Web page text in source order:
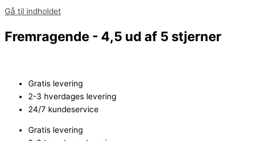
Gå til indholdet
Fremragende - 4,5 ud af 5 stjerner
Gratis levering
2-3 hverdages levering
24/7 kundeservice
Gratis levering